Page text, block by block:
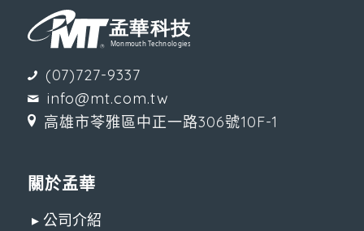
(07)727-9337
info@mt.com.tw
高雄市苓雅區中正一路306號10F-1
關於孟華
▸ 公司介紹